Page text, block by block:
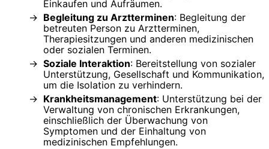
Einkaufen und Aufräumen.
Begleitung zu Arztterminen: Begleitung der
betreuten Person zu Arztterminen,
Therapiesitzungen und anderen medizinischen
oder sozialen Terminen.
Soziale Interaktion: Bereitstellung von sozialer
Unterstützung, Gesellschaft und Kommunikation,
um die Isolation zu verhindern.
Krankheitsmanagement: Unterstützung bei der
Verwaltung von chronischen Erkrankungen,
einschließlich der Überwachung von
Symptomen und der Einhaltung von
medizinischen Empfehlungen.